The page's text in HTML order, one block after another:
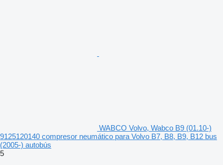
WABCO Volvo, Wabco B9 (01.10-)
9125120140 compresor neumático para Volvo B7, B8, B9, B12 bus
(2005-) autobús
5